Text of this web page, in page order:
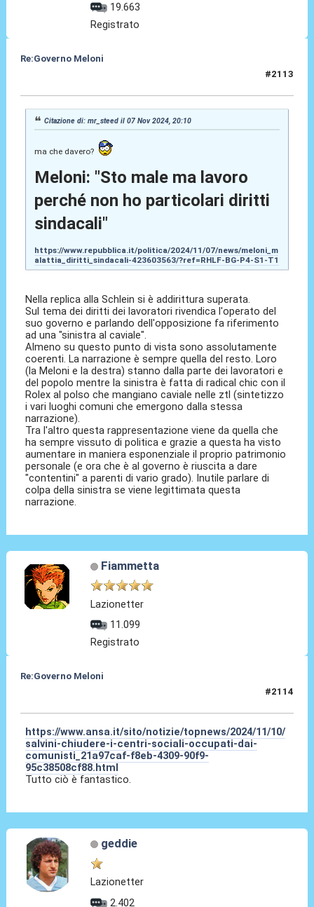
19.663
Registrato
Re:Governo Meloni
#2113
Citazione di: mr_steed il 07 Nov 2024, 20:10
ma che davero?
Meloni: "Sto male ma lavoro
perché non ho particolari diritti
sindacali"
https://www.repubblica.it/politica/2024/11/07/news/meloni_m
alattia_diritti_sindacali-423603563/?ref=RHLF-BG-P4-S1-T1
Nella replica alla Schlein si è addirittura superata.
Sul tema dei diritti dei lavoratori rivendica l'operato del
suo governo e parlando dell'opposizione fa riferimento
ad una "sinistra al caviale".
Almeno su questo punto di vista sono assolutamente
coerenti. La narrazione è sempre quella del resto. Loro
(la Meloni e la destra) stanno dalla parte dei lavoratori e
del popolo mentre la sinistra è fatta di radical chic con il
Rolex al polso che mangiano caviale nelle ztl (sintetizzo
i vari luoghi comuni che emergono dalla stessa
narrazione).
Tra l'altro questa rappresentazione viene da quella che
ha sempre vissuto di politica e grazie a questa ha visto
aumentare in maniera esponenziale il proprio patrimonio
personale (e ora che è al governo è riuscita a dare
"contentini" a parenti di vario grado). Inutile parlare di
colpa della sinistra se viene legittimata questa
narrazione.
Fiammetta
Lazionetter
11.099
Registrato
Re:Governo Meloni
#2114
https://www.ansa.it/sito/notizie/topnews/2024/11/10/
salvini-chiudere-i-centri-sociali-occupati-dai-
comunisti_21a97caf-f8eb-4309-90f9-
95c38508cf88.html
Tutto ciò è fantastico.
geddie
Lazionetter
2.402